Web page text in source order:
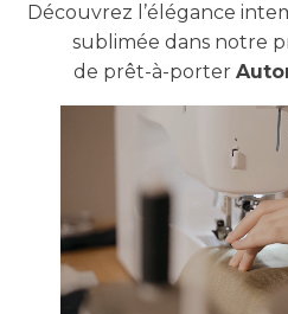
Découvrez l’élégance
sublimée dans notre
de prêt-à-porter